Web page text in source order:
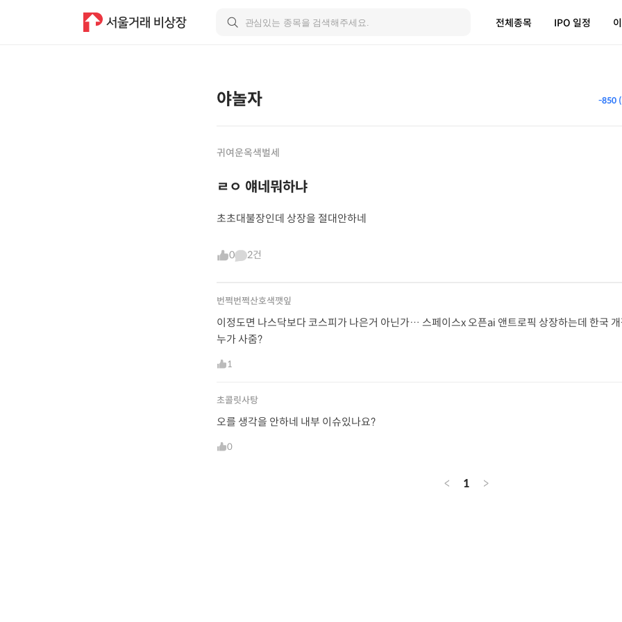
전체종목 IPO 일정
야놀자 -850
귀여운옥색벌세
ㄹㅇ 얘네뭐하냐
초초대불장인데 상장을 절대안하네
0 2건
번쩍번쩍산호색깻잎
이정도면 나스닥보다 코스피가 나은거 아닌가… 스페이스x 오픈ai 앤트로픽 상장하는데 한국
누가 사줌?
1
초콜릿사탕
오를 생각을 안하네 내부 이슈있나요?
0
< 1 >